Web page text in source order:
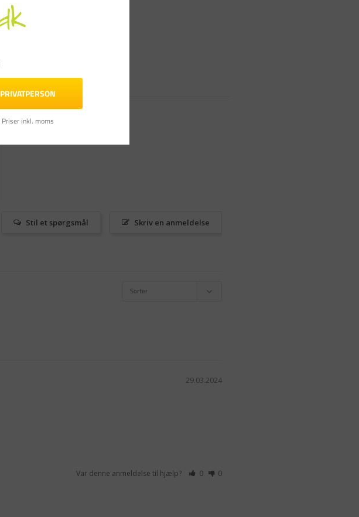
Skriv en anmeldelse
Stil et spørgsmål
29.03.2024
Var denne anmeldelse til hjælp? 0 0
PRIVATPERSON
Priser inkl. moms